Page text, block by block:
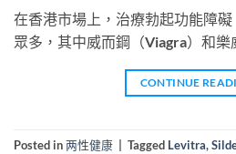
在香港市場上，治療勃起功能障
眾多，其中威而鋼（Viagra）和
CONTINUE
Posted in两性健康 Tagged Levitra,